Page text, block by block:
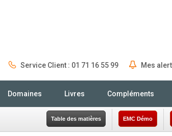
Service Client : 01 71 16 55 99 Mes
Domaines Livres Compléments
Table des matières EMC Démo